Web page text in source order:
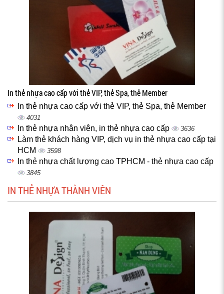
In thẻ nhựa cao cấp với thẻ VIP, thẻ Spa, thẻ Member
In thẻ nhựa cao cấp với thẻ VIP, thẻ Spa, thẻ Member
4031
In thẻ nhựa nhân viên, in thẻ nhựa cao cấp 3636
Làm thẻ khách hàng VIP, dịch vụ in thẻ nhựa cao cấp tại
HCM
3598
In thẻ nhựa chất lượng cao TPHCM - thẻ nhựa cao cấp
3845
IN THẺ NHỰA THÀNH VIÊN